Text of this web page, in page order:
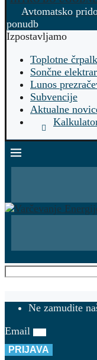
Avtomatsko
ponudb
Izpostavljamo
Toplotne
Sončne
Lunos
Subvencije
Aktualne
Ne zamudite
Email
PRIJAVA